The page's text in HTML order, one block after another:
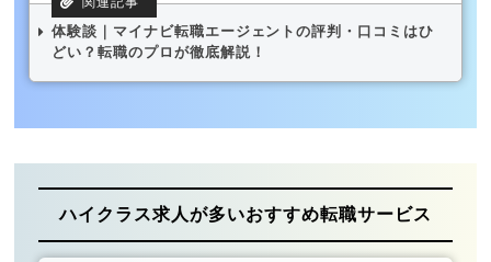
体験談｜マイナビ転職エージェントの評判・口コミはひ
どい？転職のプロが徹底解説！
ハイクラス求人が多いおすすめ転職サービス